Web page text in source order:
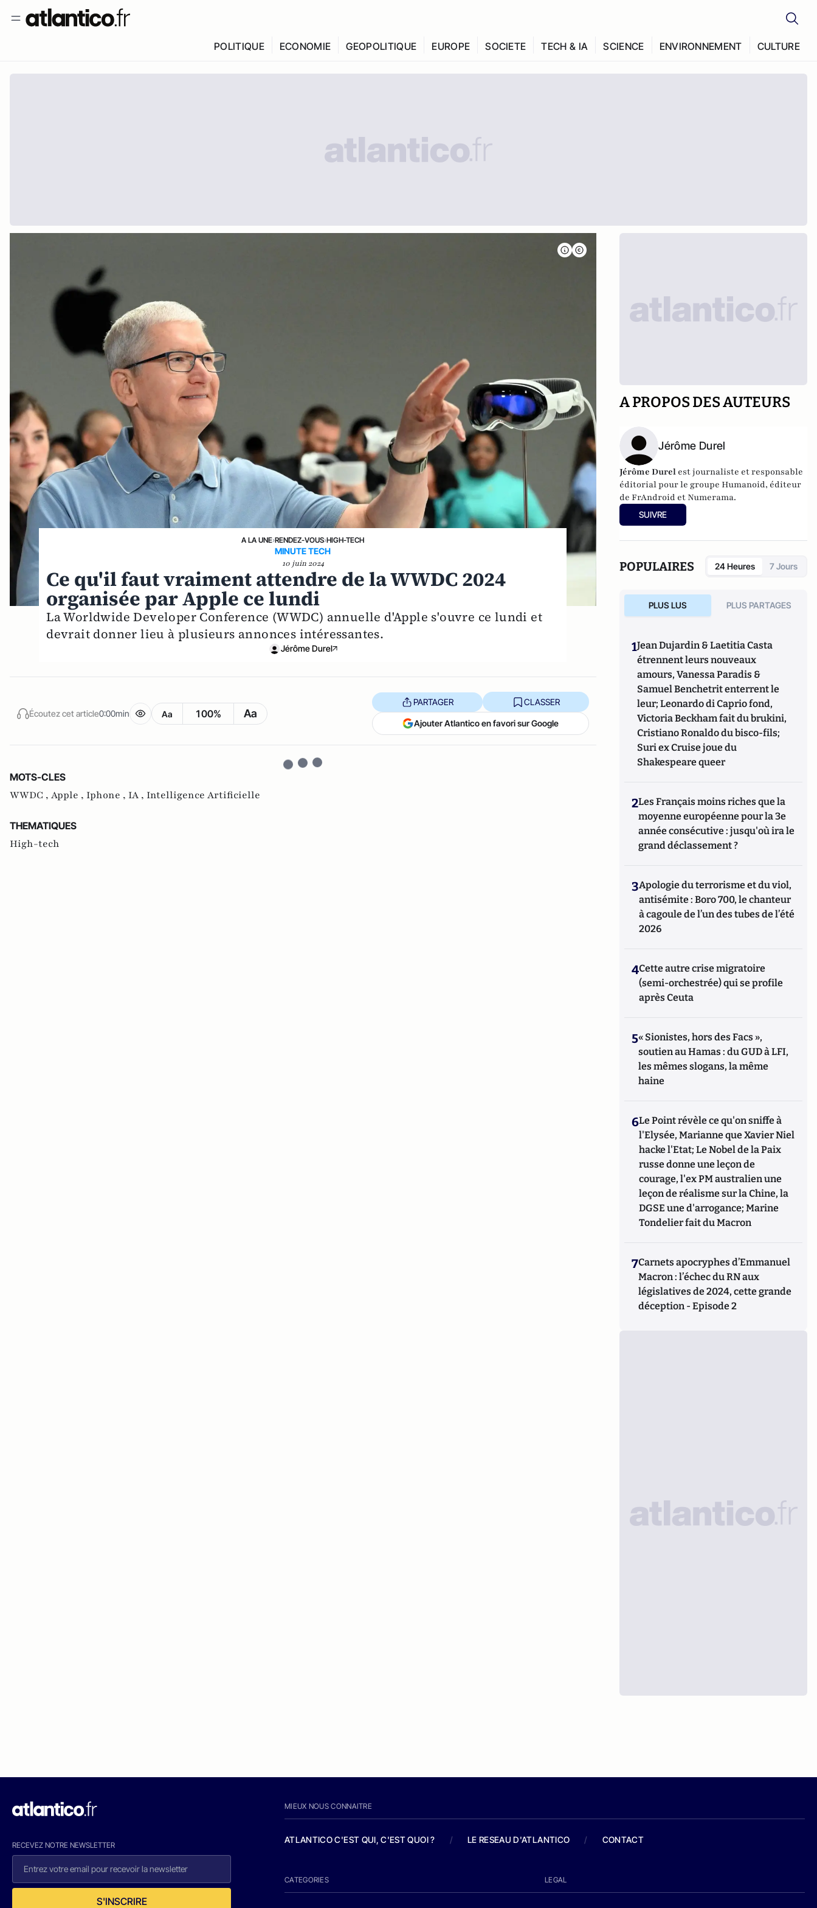
POLITIQUE ECONOMIE GEOPOLITIQUE EUROPE SOCIETE TECH & IA SCIENCE ENVIRONNEMENT CULTURE
A LA UNE›RENDEZ-VOUS›HIGH-TECH
MINUTE TECH
10 juin 2024
Ce qu'il faut vraiment attendre de la WWDC 2024
organisée par Apple ce lundi
La Worldwide Developer Conference (WWDC) annuelle d'Apple s'ouvre ce lundi et
devrait donner lieu à plusieurs annonces intéressantes.
Jérôme Durel
Écoutez cet article0:00min Aa 100% Aa
PARTAGER CLASSER
Ajouter Atlantico en favori sur Google
MOTS-CLES
WWDC , Apple , Iphone , IA , Intelligence Artificielle
THEMATIQUES
High-tech
A PROPOS DES AUTEURS
Jérôme Durel
Jérôme Durel est journaliste et responsable
éditorial pour le groupe Humanoid, éditeur
de FrAndroid et Numerama.
SUIVRE
POPULAIRES 24 Heures 7 Jours
PLUS LUS PLUS PARTAGES
1Jean Dujardin & Laetitia Casta
étrennent leurs nouveaux
amours, Vanessa Paradis &
Samuel Benchetrit enterrent le
leur; Leonardo di Caprio fond,
Victoria Beckham fait du brukini,
Cristiano Ronaldo du bisco-fils;
Suri ex Cruise joue du
Shakespeare queer
2Les Français moins riches que la
moyenne européenne pour la 3e
année consécutive : jusqu'où ira le
grand déclassement ?
3Apologie du terrorisme et du viol,
antisémite : Boro 700, le chanteur
à cagoule de l’un des tubes de l’été
2026
4Cette autre crise migratoire
(semi-orchestrée) qui se profile
après Ceuta
5« Sionistes, hors des Facs »,
soutien au Hamas : du GUD à LFI,
les mêmes slogans, la même
haine
6Le Point révèle ce qu'on sniffe à
l'Elysée, Marianne que Xavier Niel
hacke l'Etat; Le Nobel de la Paix
russe donne une leçon de
courage, l'ex PM australien une
leçon de réalisme sur la Chine, la
DGSE une d'arrogance; Marine
Tondelier fait du Macron
7Carnets apocryphes d’Emmanuel
Macron : l’échec du RN aux
législatives de 2024, cette grande
déception - Episode 2
RECEVEZ NOTRE NEWSLETTER
S'INSCRIRE
MIEUX NOUS CONNAITRE
ATLANTICO C'EST QUI, C'EST QUOI ? / LE RESEAU D'ATLANTICO / CONTACT
CATEGORIES LEGAL